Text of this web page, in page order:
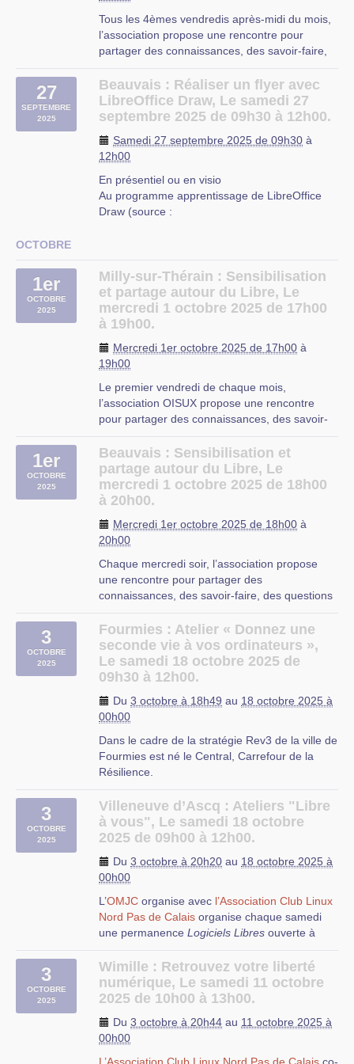
Dans une salle équipée d’un tableau blanc et
d’un vidéoprojecteur, se dérouleront
fréquemment des ateliers, des initiations, des
l’entraide abordant lelogiciel libretout cela
autour d’un moment convivial.
Cette permanence a lieu au préfabriqué à côté
de l’école au 20 rue de Bouvincourt,
Moncheaux
MRES et la Ville de Lille
Dans le cadre desHauts-de-France réparent
Et le 18 octobre, le lendemain, c’est la fête de
la réparation à Chaud Bouillon avec les Repair
Cafés lillois, les Jantes du Nord, Emmaüs
connect, Zéro waste Lille et d’autres acteurs de
la réparation.
Tous les 4èmes vendredis après-midi du mois,
l’association propose une rencontre pour
partager des connaissances, des savoir-faire,
libres, que ce soit à propos du système
d’exploitation Linux, des applications libres ou
des services en ligne (…)
Bury
27
SEPTEMBRE
2025
Beauvais : Réaliser un flyer avec
LibreOffice Draw, Le samedi 27
septembre 2025 de 09h30 à 12h00.
Samedi 27 septembre 2025 de 09h30 à
12h00
En présentiel ou en visio
Au programme apprentissage de LibreOffice
Draw (source :
enchainé de deux objets Dessiner des secteurs
et segments (…)
Beauvais
OCTOBRE
1er
OCTOBRE
2025
Milly-sur-Thérain : Sensibilisation
et partage autour du Libre, Le
mercredi 1 octobre 2025 de 17h00
à 19h00.
Mercredi 1er octobre 2025 de 17h00 à
19h00
Le premier vendredi de chaque mois,
l’association OISUX propose une rencontre
pour partager des connaissances, des savoir-
logiciels libres, que ce soit à propos du système
d’exploitation Linux, des applications libres ou
des services en ligne (…)
Milly-sur-Thérain
1er
OCTOBRE
2025
Beauvais : Sensibilisation et
partage autour du Libre, Le
mercredi 1 octobre 2025 de 18h00
à 20h00.
Mercredi 1er octobre 2025 de 18h00 à
20h00
Chaque mercredi soir, l’association propose
une rencontre pour partager des
connaissances, des savoir-faire, des questions
soit à propos du système d’exploitation Linux,
des applications libres ou des services en ligne
libres.
C’est (…)
Beauvais
3
OCTOBRE
2025
Fourmies : Atelier « Donnez une
seconde vie à vos ordinateurs »,
Le samedi 18 octobre 2025 de
09h30 à 12h00.
Du 3 octobre à 18h49 au 18 octobre 2025 à
00h00
Dans le cadre de la stratégie Rev3 de la ville de
Fourmies est né le Central, Carrefour de la
Résilience.
Calaisorganise un atelier de réemploi
d’ordinateurs.
De 9h30 à 12h00, venez découvrir les logiciels
libres et installer Linux Mint ou Mageia pour
donner un coup de jeune à votre ordinateur.
Mais ce sera aussi si besoin l’occasion
d’effectuer des travaux de maintenance, de
sauvegarde ou de réparation.
3
OCTOBRE
2025
Villeneuve d’Ascq : Ateliers "Libre
à vous", Le samedi 18 octobre
2025 de 09h00 à 12h00.
Du 3 octobre à 20h20 au 18 octobre 2025 à
00h00
L’OMJC organise avec l’Association Club Linux
Nord Pas de Calais organise chaque samedi
une permanence Logiciels Libres ouverte à
ou expert, curieux ou passionné.
3
OCTOBRE
2025
Wimille : Retrouvez votre liberté
numérique, Le samedi 11 octobre
2025 de 10h00 à 13h00.
Du 3 octobre à 20h44 au 11 octobre 2025 à
00h00